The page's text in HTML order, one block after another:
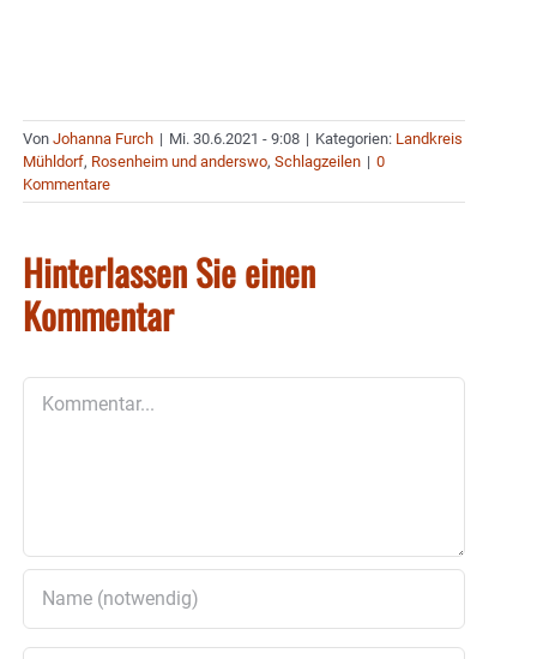
Von Johanna Furch | Mi. 30.6.2021 - 9:08 | Kategorien: Landkreis
Mühldorf, Rosenheim und anderswo, Schlagzeilen | 0
Kommentare
Hinterlassen Sie einen
Kommentar